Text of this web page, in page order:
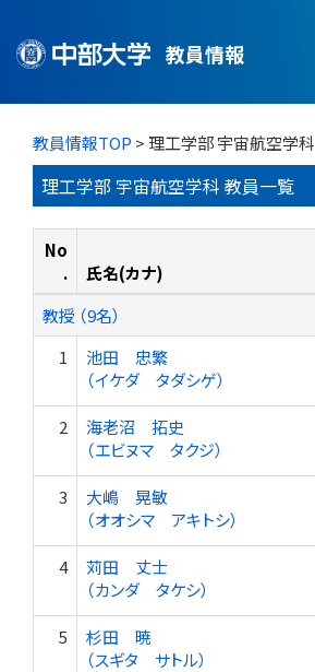
教員情報
教員情報TOP > 理工学部 宇宙航空学科
理工学部 宇宙航空学科 教員一覧
No
.
氏名(カナ)
教授 （9名）
1
池田 忠繁
（イケダ タダシゲ）
2
海老沼 拓史
（エビヌマ タクジ）
3
大嶋 晃敏
（オオシマ アキトシ）
4
苅田 丈士
（カンダ タケシ）
5
杉田 暁
（スギタ サトル）